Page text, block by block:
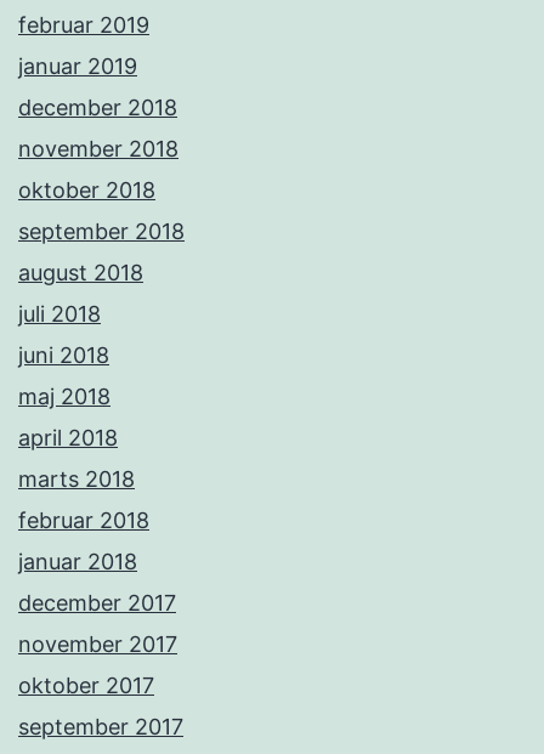
februar 2019
januar 2019
december 2018
november 2018
oktober 2018
september 2018
august 2018
juli 2018
juni 2018
maj 2018
april 2018
marts 2018
februar 2018
januar 2018
december 2017
november 2017
oktober 2017
september 2017